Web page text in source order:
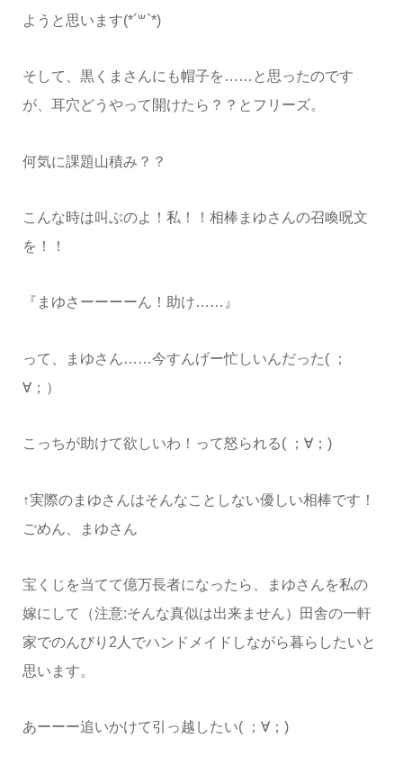
ようと思います(*´꒳`*)
そして、黒くまさんにも帽子を……と思ったのです
が、耳穴どうやって開けたら？？とフリーズ。
何気に課題山積み？？
こんな時は叫ぶのよ！私！！相棒まゆさんの召喚呪文
を！！
『まゆさーーーーん！助け……』
って、まゆさん……今すんげー忙しいんだった( ；
∀；）
こっちが助けて欲しいわ！って怒られる( ；∀；)
↑実際のまゆさんはそんなことしない優しい相棒です！
ごめん、まゆさん
宝くじを当てて億万長者になったら、まゆさんを私の
嫁にして（注意:そんな真似は出来ません）田舎の一軒
家でのんびり2人でハンドメイドしながら暮らしたいと
思います。
あーーー追いかけて引っ越したい( ；∀；)